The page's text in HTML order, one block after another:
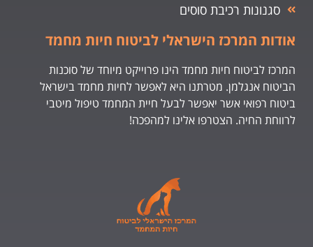
סגנונות רכיבת סוסים
אודות המרכז הישראלי לביטוח חיות מחמד
המרכז לביטוח חיות מחמד הינו פרוייקט מיוחד של סוכנות
הביטוח אנגלמן. מטרתנו היא לאפשר לחיות מחמד בישראל
ביטוח רפואי אשר יאפשר לבעל חיית המחמד טיפול מיטבי
לרווחת החיה. הצטרפו אלינו למהפכה!